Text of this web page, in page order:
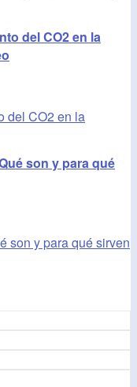
del CO2 en la
del CO2 en la
son y para qué
son y para qué sirven